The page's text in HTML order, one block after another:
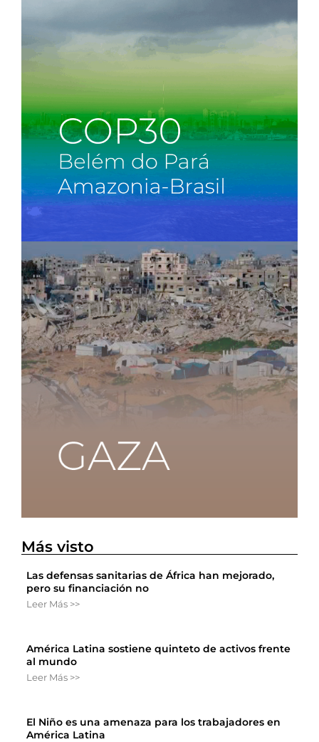
Más visto
Las defensas sanitarias de África han mejorado,
pero su financiación no
Leer Más >>
América Latina sostiene quinteto de activos frente
al mundo
Leer Más >>
El Niño es una amenaza para los trabajadores en
América Latina